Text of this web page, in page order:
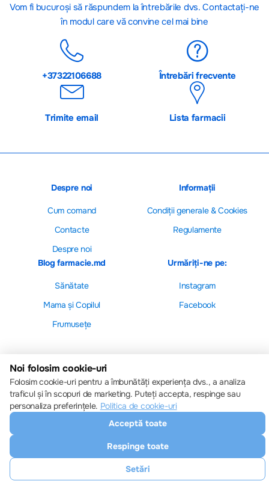
Vom fi bucuroși să răspundem la întrebările dvs. Contactați-ne
în modul care vă convine cel mai bine
+37322106688 Întrebări frecvente
Trimite email Lista farmacii
Despre noi
Cum comand
Contacte
Despre noi
Informații
Сondiții generale & Cookies
Regulamente
Blog farmacie.md
Sănătate
Mama și Copilul
Frumusețe
Urmăriți-ne pe:
Instagram
Facebook
Toate drepturile sunt rezervate © 2013 – 2026
Farmacie.md
Descărcați aplicația noastră
Setări cookie-uri
Politica de cookie-uri
Noi folosim cookie-uri
Folosim cookie-uri pentru a îmbunătăți experiența dvs., a analiza
traficul și în scopuri de marketing. Puteți accepta, respinge sau
personaliza preferințele. Politica de cookie-uri
Acceptă toate
Respinge toate
Setări